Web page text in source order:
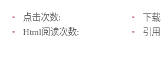
点击次数:
下
Html阅读次数:
引